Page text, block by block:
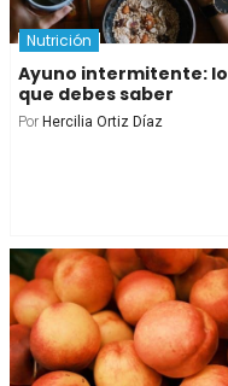
Nutrición
Ayuno intermitente: lo
que debes saber
Por Hercilia Ortiz Díaz